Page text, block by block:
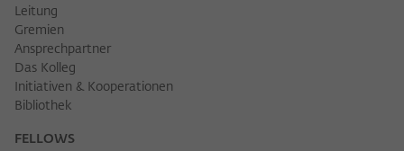
Leitung
Gremien
Ansprechpartner
Das Kolleg
Initiativen & Kooperationen
Bibliothek
FELLOWS